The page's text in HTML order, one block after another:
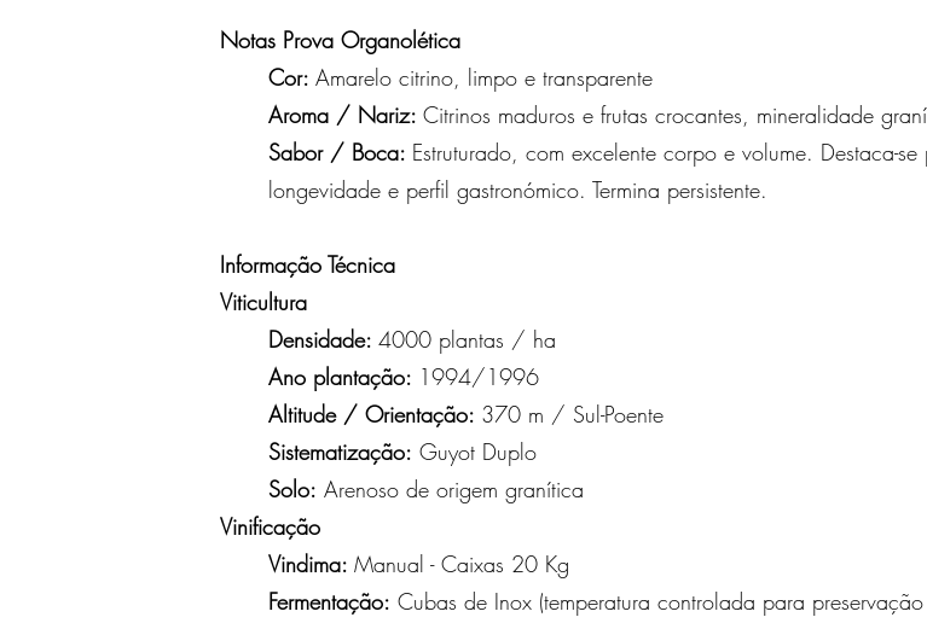
Notas Prova Organolética
Cor: Amarelo citrino, limpo e transparente
Aroma / Nariz: Citrinos maduros e frutas crocantes, mineralidade
Sabor / Boca: Estruturado, com excelente corpo e volume. Destaca-
longevidade e perfil gastronómico. Termina persistente.
Informação Técnica
Viticultura
Densidade: 4000 plantas / ha
Ano plantação: 1994/1996
Altitude / Orientação: 370 m / Sul-Poente
Sistematização: Guyot Duplo
Solo: Arenoso de origem granítica
Vinificação
Vindima: Manual - Caixas 20 Kg
Fermentação: Cubas de Inox (temperatura controlada para